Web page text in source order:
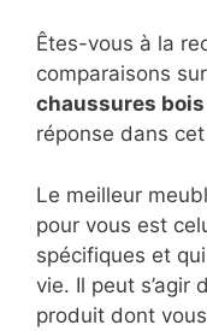
Êtes-vous à la
comparaisons sur
chaussures
réponse dans
Le meilleur
pour vous est
spécifiques et
vie. Il peut s’agir
produit dont